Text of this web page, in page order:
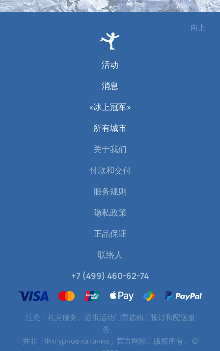
向上
活动
消息
«冰上冠军»
所有城市
关于我们
付款和交付
服务规则
隐私政策
正品保证
联络人
+7 (499) 460-62-74
注意！礼宾服务。提供活动门票选购、预订和配送服
务。
并非「Фигурное катание」官方网站。版权所有。
©